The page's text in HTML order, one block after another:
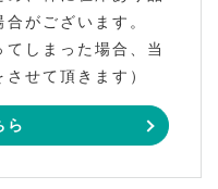
がございます。
てしまった場合、当
せて頂きます）
ら